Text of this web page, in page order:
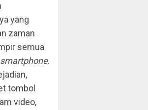
yang
zaman
semua
smartphone.
tombol
video,